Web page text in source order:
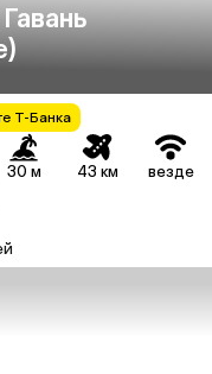
Т-Банка
30 м 43 км везде